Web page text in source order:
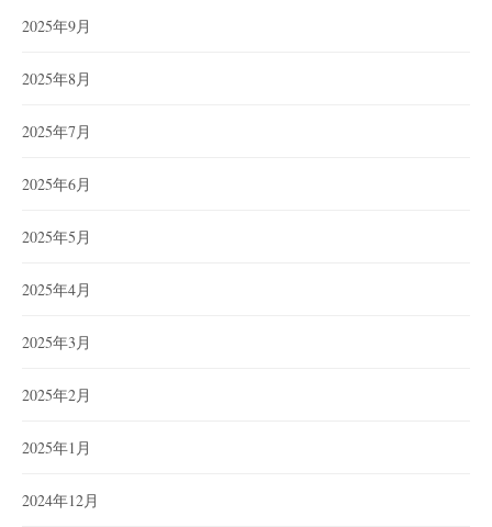
2025年9月
2025年8月
2025年7月
2025年6月
2025年5月
2025年4月
2025年3月
2025年2月
2025年1月
2024年12月